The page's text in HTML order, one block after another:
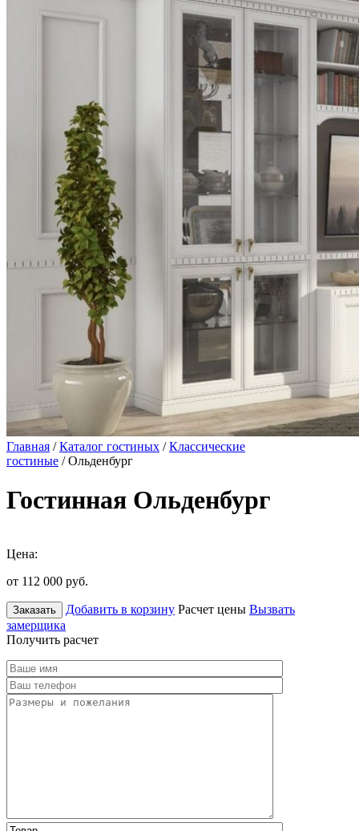
Главная /Каталог гостиных /Классические
гостиные / Ольденбург
Гостинная Ольденбург
Цена:
от 112 000 руб.
Заказать Добавить в корзину Расчет цены Вызвать
замерщика
Получить расчет